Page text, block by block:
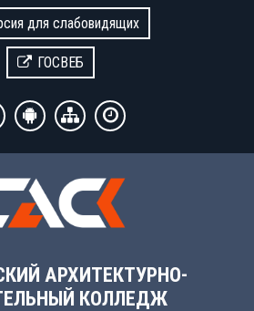
для слабовидящих
ГОСВЕБ
АРХИТЕКТУРНО-
КОЛЛЕДЖ